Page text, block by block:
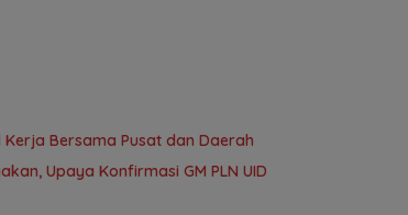
Kerja Bersama Pusat dan Daerah
Upaya Konfirmasi GM PLN UID